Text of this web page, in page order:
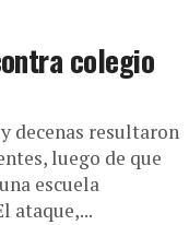
colegio
decenas resultaron
luego de que
escuela
ataque,...